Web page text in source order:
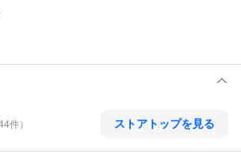
件） ストアトップを見る